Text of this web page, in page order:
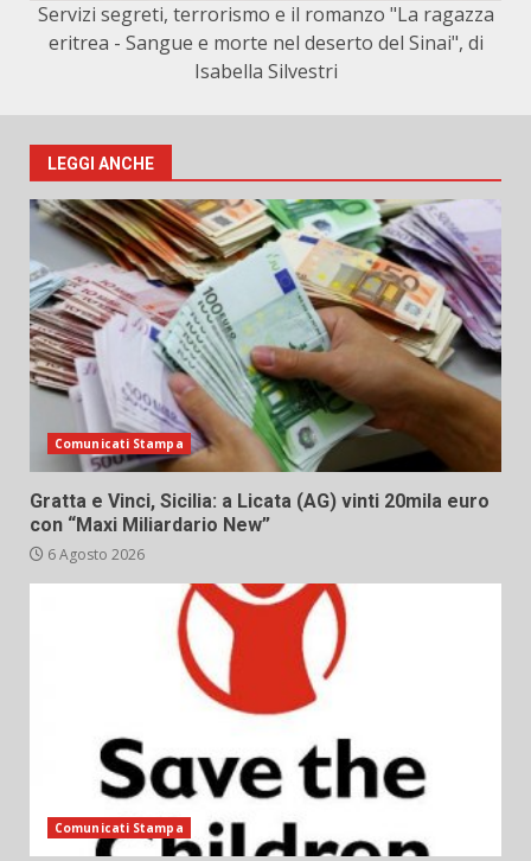
Servizi segreti, terrorismo e il romanzo "La ragazza
eritrea - Sangue e morte nel deserto del Sinai", di
Isabella Silvestri
LEGGI ANCHE
Comunicati Stampa
Gratta e Vinci, Sicilia: a Licata (AG) vinti 20mila euro
con “Maxi Miliardario New”
6 Agosto 2026
Comunicati Stampa